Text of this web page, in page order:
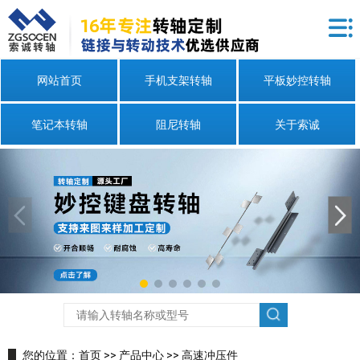
网站首页 手机支架转轴 平板妙控转轴
笔记本转轴 阻尼转轴 关于索诚
您的位置： 首页 >> 产品中心 >> 高速冲压件